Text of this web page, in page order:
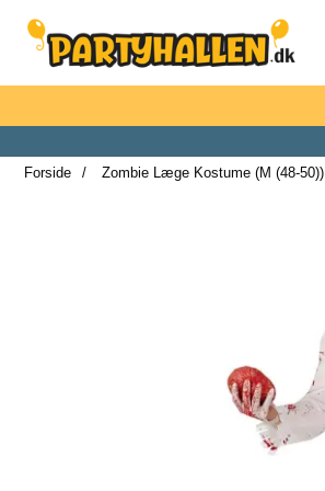
Startside for Partyhallen AB
Forside
Zombie Læge Kostume (M (48-50))